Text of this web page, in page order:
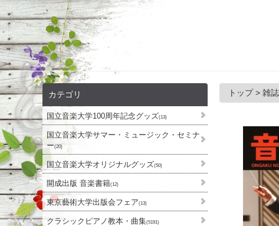
カテゴリ
国立音楽大学100周年記念グッズ(13)
国立音楽大学サマー・ミュージック・セミナ
ー(20)
国立音楽大学オリジナルグッズ(50)
開成出版 音楽書籍(12)
東京藝術大学出版会フェア(13)
クラシックピアノ教本・曲集(5191)
トップ> 雑